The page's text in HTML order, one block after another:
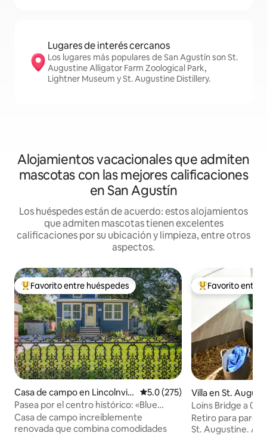
Lugares de interés cercanos
Los lugares más populares de San Agustín son St.
Augustine Alligator Farm Zoological Park,
Lightner Museum y St. Augustine Distillery.
Alojamientos vacacionales que admiten
mascotas con las mejores calificaciones
en San Agustín
Los huéspedes están de acuerdo: estos alojamientos
que admiten mascotas tienen excelentes
calificaciones por su ubicación y limpieza, entre otros
aspectos.
Favorito entre huéspedes preferido
Favorito entre huéspedes
Casa de campo en Lincolnvill
e
Calificación promedio: 5.0 de
5.0 (275)
Pasea por el centro histórico: «Blue
Heaven»
Casa de campo increíblemente
renovada que combina comodidades
Favorito entre
Favorito entre
Villa en St.
Loins Bridge a 0,5
dormitorios,
Retiro para
St. Augustine. A